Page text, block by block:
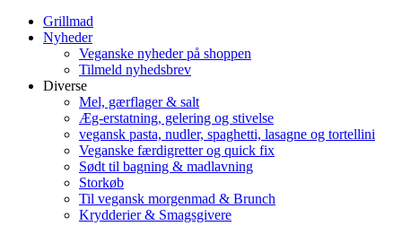
Grillmad
Nyheder
Veganske nyheder på shoppen
Tilmeld nyhedsbrev
Diverse
Mel, gærflager & salt
Æg-erstatning, gelering og stivelse
vegansk pasta, nudler, spaghetti, lasagne og tortellini
Veganske færdigretter og quick fix
Sødt til bagning & madlavning
Storkøb
Til vegansk morgenmad & Brunch
Krydderier & Smagsgivere